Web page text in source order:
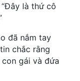
là thứ cô
đã nắm tay
chắc rằng
gái và đứa